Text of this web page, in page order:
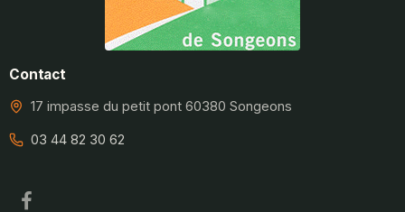
Contact
17 impasse du petit pont 60380 Songeons
03 44 82 30 62